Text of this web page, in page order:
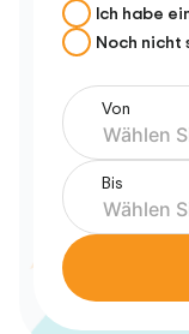
Ich habe
Noch nicht
Von
Bis